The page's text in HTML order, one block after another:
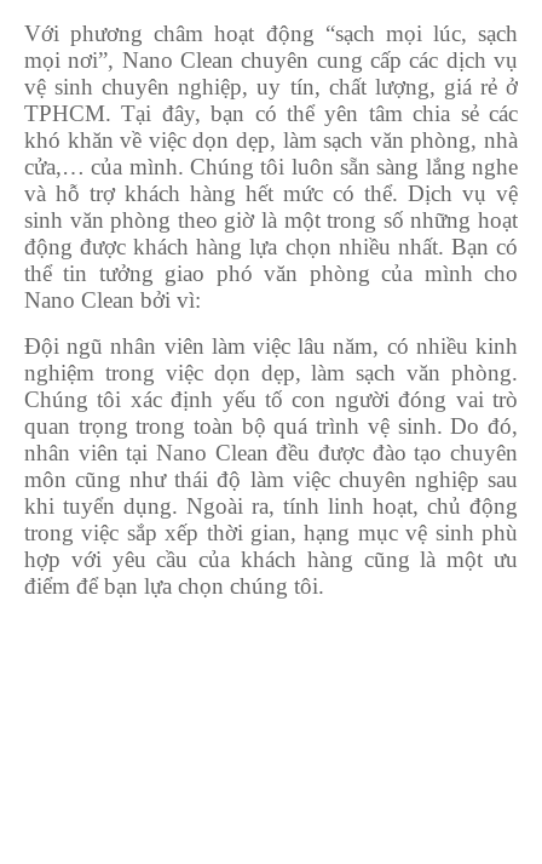
Với phương châm hoạt động “sạch mọi lúc, sạch
mọi nơi”, Nano Clean chuyên cung cấp các dịch vụ
vệ sinh chuyên nghiệp, uy tín, chất lượng, giá rẻ ở
TPHCM. Tại đây, bạn có thể yên tâm chia sẻ các
khó khăn về việc dọn dẹp, làm sạch văn phòng, nhà
cửa,… của mình. Chúng tôi luôn sẵn sàng lắng nghe
và hỗ trợ khách hàng hết mức có thể. Dịch vụ vệ
sinh văn phòng theo giờ là một trong số những hoạt
động được khách hàng lựa chọn nhiều nhất. Bạn có
thể tin tưởng giao phó văn phòng của mình cho
Nano Clean bởi vì:
Đội ngũ nhân viên làm việc lâu năm, có nhiều kinh
nghiệm trong việc dọn dẹp, làm sạch văn phòng.
Chúng tôi xác định yếu tố con người đóng vai trò
quan trọng trong toàn bộ quá trình vệ sinh. Do đó,
nhân viên tại Nano Clean đều được đào tạo chuyên
môn cũng như thái độ làm việc chuyên nghiệp sau
khi tuyển dụng. Ngoài ra, tính linh hoạt, chủ động
trong việc sắp xếp thời gian, hạng mục vệ sinh phù
hợp với yêu cầu của khách hàng cũng là một ưu
điểm để bạn lựa chọn chúng tôi.